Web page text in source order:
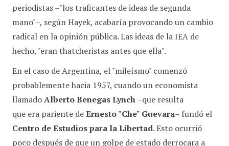
periodistas –"los traficantes de ideas de segunda
mano"–, según Hayek, acabaría provocando un cambio
radical en la opinión pública. Las ideas de la IEA de
hecho, "eran thatcheristas antes que ella".
En el caso de Argentina, el "mileísmo" comenzó
probablemente hacia 1957, cuando un economista
llamadoAlberto Benegas Lynch–que resulta
que era pariente deErnesto "Che" Guevara– fundó el
Centro de Estudios para la Libertad. Esto ocurrió
poco después de que un golpe de estado derrocara a